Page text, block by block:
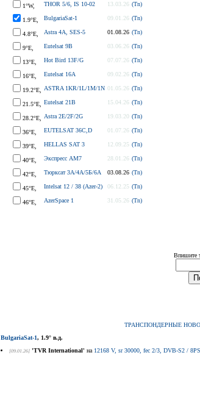
1°W, THOR 5/6, IS 10-02 13.03.26 (Tn)
1.9°E, BulgariaSat-1 09.01.26 (Tn)
4.8°E, Astra 4A, SES-5 01.08.26 (Tn)
9°E, Eutelsat 9B 03.06.26 (Tn)
13°E, Hot Bird 13F/G 07.07.26 (Tn)
16°E, Eutelsat 16A 09.02.26 (Tn)
19.2°E, ASTRA 1KR/1L/1M/1N 01.05.26 (Tn)
21.5°E, Eutelsat 21B 15.04.26 (Tn)
28.2°E, Astra 2E/2F/2G 19.03.20 (Tn)
36°E, EUTELSAT 36C,D 01.07.26 (Tn)
39°E, HELLAS SAT 3 12.09.25 (Tn)
40°E, Экспресс АМ7 28.01.26 (Tn)
42°E, Тюрксат 3A/4A/5Б/6A 03.08.26 (Tn)
45°E, Intelsat 12 / 38 (Azer-2) 06.12.25 (Tn)
46°E, AzerSpace 1 31.05.26 (Tn)
Впишите
ТРАНСПОНДЕРНЫЕ
BulgariaSat-1, 1.9° в.д.
[09.01.26] 'TVR International' на 12168 V, sr 30000, fec 2/3, DVB-S2 /